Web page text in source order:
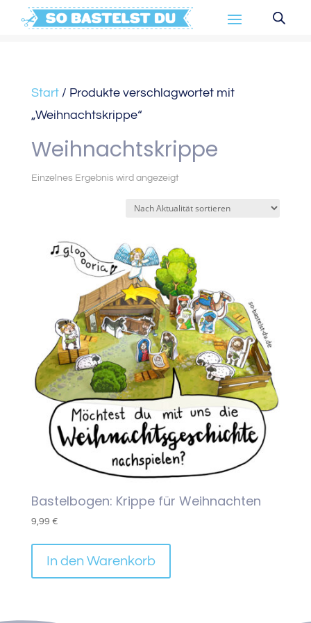
Start/ Produkte verschlagwortet mit
„Weihnachtskrippe“
Weihnachtskrippe
Einzelnes Ergebnis wird angezeigt
Bastelbogen: Krippe für Weihnachten
9,99 €
In den Warenkorb